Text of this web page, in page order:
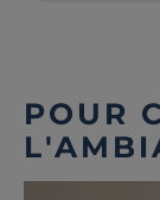
POUR